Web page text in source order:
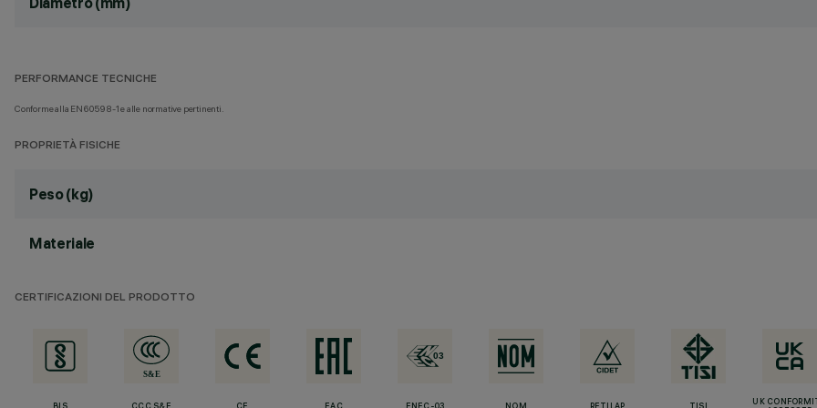
PERFORMANCE TECNICHE
Conforme alla EN60598-1 e alle normative pertinenti.
PROPRIETÀ FISICHE
Peso (kg)
Materiale
CERTIFICAZIONI DEL PRODOTTO
UK